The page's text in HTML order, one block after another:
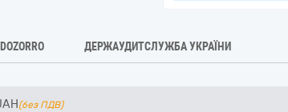
DOZORRO ДЕРЖАУДИТСЛУЖБА УКРАЇНИ
(без ПДВ)